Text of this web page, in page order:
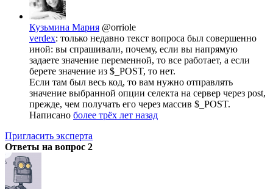
Кузьмина Мария @orriole
verdex: только недавно текст вопроса был совершенно
иной: вы спрашивали, почему, если вы напрямую
задаете значение переменной, то все работает, а если
берете значение из $_POST, то нет.
Если там был весь код, то вам нужно отправлять
значение выбранной опции селекта на сервер через post,
прежде, чем получать его через массив $_POST.
Написано более трёх лет назад
Пригласить эксперта
Ответы на вопрос 2